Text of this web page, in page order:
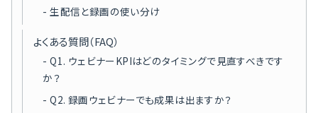
生配信と録画の使い分け
よくある質問（FAQ）
Q1. ウェビナーKPIはどのタイミングで見直すべきです
か？
Q2. 録画ウェビナーでも成果は出ますか？